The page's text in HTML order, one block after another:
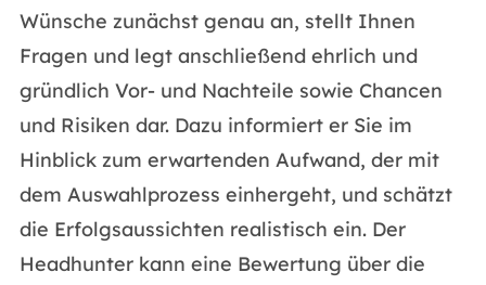
Wünsche zunächst genau an, stellt Ihnen
Fragen und legt anschließend ehrlich und
gründlich Vor- und Nachteile sowie Chancen
und Risiken dar. Dazu informiert er Sie im
Hinblick zum erwartenden Aufwand, der mit
dem Auswahlprozess einhergeht, und schätzt
die Erfolgsaussichten realistisch ein. Der
Headhunter kann eine Bewertung über die